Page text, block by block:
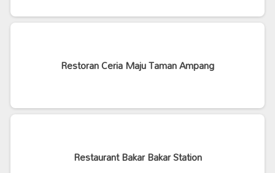
Restoran Ceria Maju Taman Ampang
Restaurant Bakar Bakar Station